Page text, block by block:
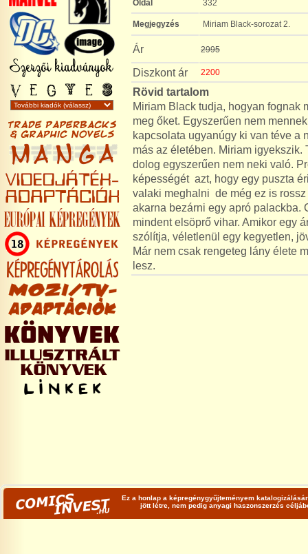
Oldal 332
Megjegyzés Miriam Black-sorozat 2.
Ár 2995
Diszkont ár 2200
Rövid tartalom
Miriam Black tudja, hogyan fognak
meg őket. Egyszerűen nem
kapcsolata ugyanúgy ki van téve a
más az életében. Miriam igyekszik.
dolog egyszerűen nem neki való.
képességét  azt, hogy egy puszta
valaki meghalni  de még ez is
akarna bezárni egy apró palackba.
mindent elsöprő vihar. Amikor egy
szólítja, véletlenül egy kegyetlen,
Már nem csak rengeteg lány élete
lesz.
Ez a honlap a képregénygyűjteményem
jött létre, nem pedig anyagi haszonszerzés